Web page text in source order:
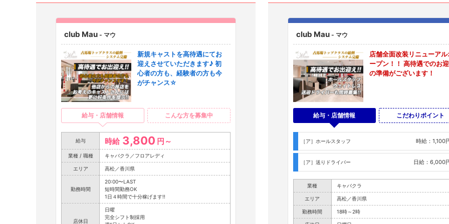
club Mau - マウ
新規キャストを高待遇にてお
迎えさせていただきます♪ 初
心者の方も、経験者の方も今
がチャンス☆
給与・店舗情報 こんな方を募集中
給与 時給 3,800 円～
業種 / 職種 キャバクラ／フロアレディ
エリア 高松／香川県
勤務時間
20:00〜LAST
短時間勤務OK
1日４時間で十分稼げます!!
店休日
日曜
完全シフト制採用
club Mau- マウ
店舗全面改装リニューアル
ープン！！ 高待遇でのお迎
の準備がございます！
給与・店舗情報 こだわりポイント
［ア］ホールスタッフ 時給：1,100
［ア］送りドライバー 日給：6,000
業種 キャバクラ
エリア 高松／香川県
勤務時間 18時～2時